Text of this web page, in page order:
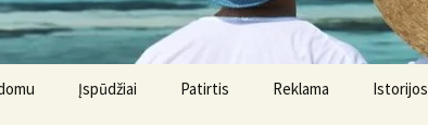
Įspūdžiai Patirtis Reklama Istorijos